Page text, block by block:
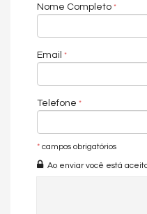
ter tudo a poucos metros do
Living /Cozinha / Lavabo
Terraço com SPA
área de serviço
Área Técnica
Nome Completo
Email
Telefone
* campos obrigatórios
Ao enviar você está